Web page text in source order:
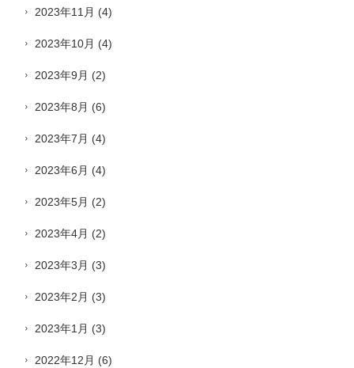
2023年11月 (4)
2023年10月 (4)
2023年9月 (2)
2023年8月 (6)
2023年7月 (4)
2023年6月 (4)
2023年5月 (2)
2023年4月 (2)
2023年3月 (3)
2023年2月 (3)
2023年1月 (3)
2022年12月 (6)